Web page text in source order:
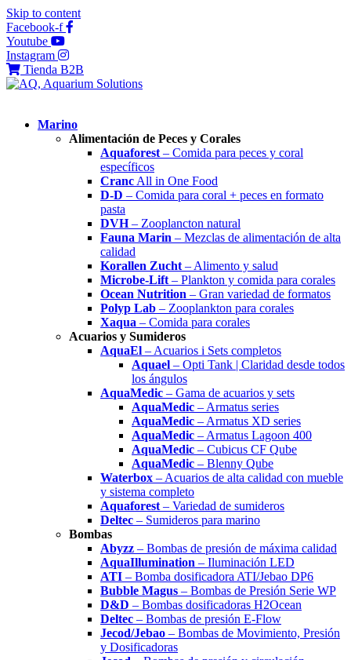
Skip to content
Facebook-f
Youtube
Instagram
Tienda B2B
Marino
Alimentación de Peces y Corales
Aquaforest – Comida para peces y coral
específicos
Cranc All in One Food
D-D – Comida para coral + peces en formato
pasta
DVH– Zooplancton natural
Fauna Marin – Mezclas de alimentación de alta
calidad
Korallen Zucht – Alimento y salud
Microbe-Lift – Plankton y comida para corales
Ocean Nutrition – Gran variedad de formatos
Polyp Lab – Zooplankton para corales
Xaqua – Comida para corales
Acuarios y Sumideros
AquaEl – Acuarios i Sets completos
Aquael – Opti Tank | Claridad desde todos
los ángulos
AquaMedic – Gama de acuarios y sets
AquaMedic – Armatus series
AquaMedic – Armatus XD series
AquaMedic – Armatus Lagoon 400
AquaMedic – Cubicus CF Qube
AquaMedic – Blenny Qube
Waterbox – Acuarios de alta calidad con mueble
y sistema completo
Aquaforest – Variedad de sumideros
Deltec – Sumideros para marino
Bombas
Abyzz – Bombas de presión de máxima calidad
AquaIllumination – Iluminación LED
ATI – Bomba dosificadora ATI/Jebao DP6
Bubble Magus – Bombas de Presión Serie WP
D&D – Bombas dosificadoras H2Ocean
Deltec – Bombas de presión E-Flow
Jecod/Jebao – Bombas de Movimiento, Presión
y Dosificadoras